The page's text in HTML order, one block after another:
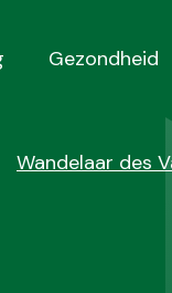
Gezondheid
Wandelaar des